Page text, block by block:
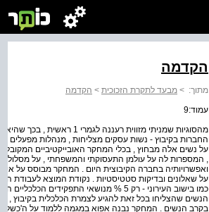
הקדמה
מתוך: > מבעד לתקרת הזכוכית > הקדמה
עמוד:9
מהסוגיות שמניתי מזווית
החברות בקיבוץ - נשות עסקים מצליחות , מנהלות מפעלים או
על נשים אלה מבחוץ , בכלי המחקר האובייקטיביים
, המספרות לה על עולמן התעסוקתי והמשפחתי , על
ואפשרויותיה בחברה הקיבוצית היום . המחקר מבוסס על
על שאלונים ובדיקות סטטיסטיות . נקודת המוצא לעבודת
כמו בישוב העירוני - רק 5 % מנושאי
הנשים שהצליחו בכל זאת להגיע לצמרת הכלכלית בקיבוץ ,